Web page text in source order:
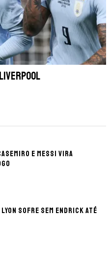
e Messi vira
sofre sem Endrick até